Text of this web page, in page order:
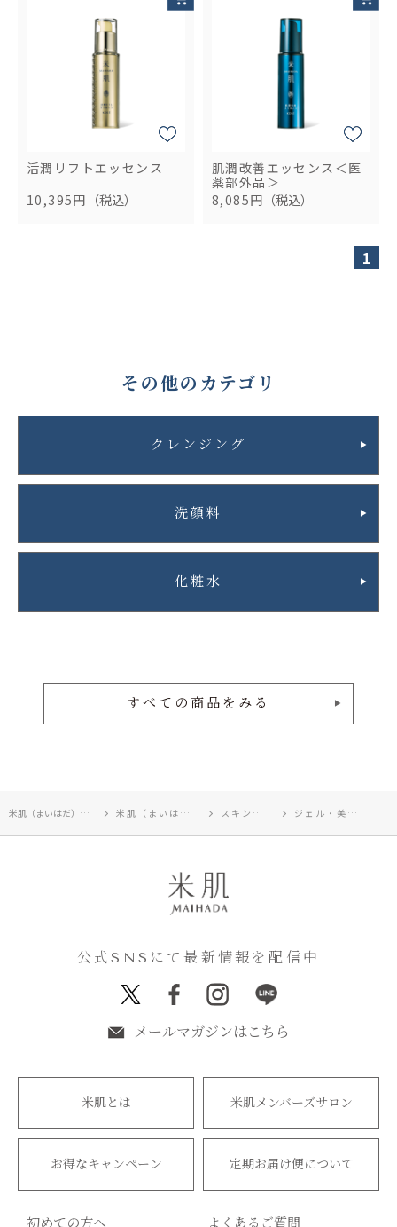
活潤リフトエッセンス
10,395円 （税込）
肌潤改善エッセンス＜医
薬部外品＞
8,085円 （税込）
1
その他のカテゴリ
クレンジング
洗顔料
化粧水
すべての商品をみる
米肌（まいはだ）TOP 米肌（まいはだ） スキンケア ジェル・美容液
公式SNSにて最新情報を配信中
メールマガジンはこちら
米肌とは 米肌メンバーズサロン
お得なキャンペーン 定期お届け便について
初めての方へ よくあるご質問